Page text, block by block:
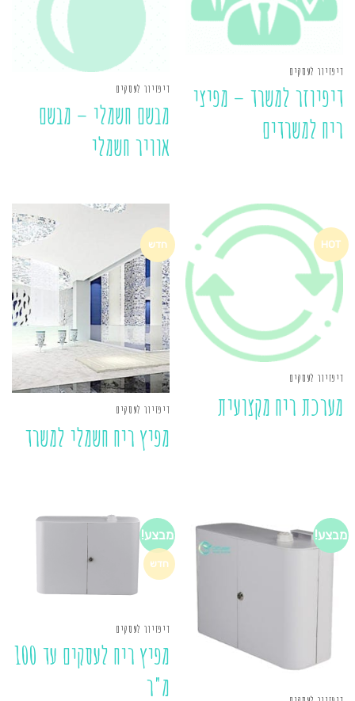
דיפזיור לעסקים
דיפיוזר למשרד – מפיצי
ריח למשרדים
דיפזיור לעסקים
מבשם חשמלי – מבשם
אוויר חשמלי
HOT
דיפזיור לעסקים
מערכת ריח מקצועית
חדש
דיפזיור לעסקים
מפיץ ריח חשמלי למשרד
מבצע! מבצע!
חדש
דיפזיור לעסקים
מפיץ ריח לעסקים עד 100
מ"ר